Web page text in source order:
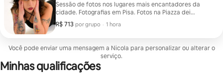
Sessão de fotos nos lugares mais encantadores da
cidade. Fotografias em Pisa. Fotos na Piazza dei
Miracoli, Borgo Stretto.
R$ 713 por grupo
R$ 713 por grupo
, · 1 hora
Você pode enviar uma mensagem a Nicola para personalizar ou alterar o
serviço.
Minhas qualificações